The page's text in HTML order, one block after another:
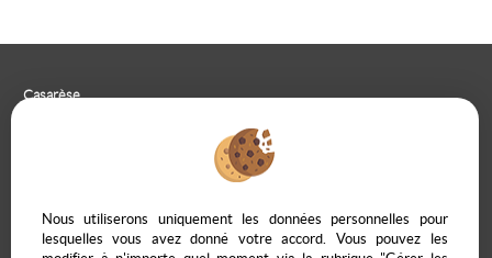
Casarèse
09 85 65 95 83
Nous utiliserons uniquement les données personnelles pour
lesquelles vous avez donné votre accord. Vous pouvez les